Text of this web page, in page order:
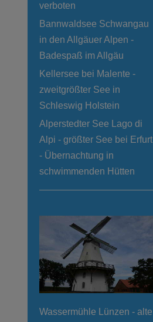
verboten
Bannwaldsee Schwangau
in den Allgäuer Alpen -
Badespaß im Allgäu
Kellersee bei Malente -
zweitgrößter See in
Schleswig Holstein
Alperstedter See Lago di
Alpi - größter See bei Erfurt
- Übernachtung in
schwimmenden Hütten
Wassermühle Lünzen - alte